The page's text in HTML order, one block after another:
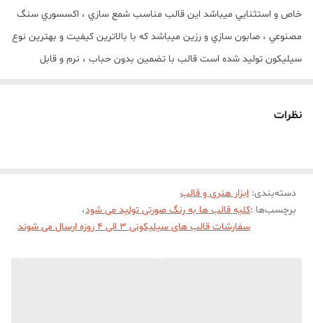
خاص و استثنايي ميباشد اين قالب مناسب شمع سازي ، اکسسوري سنگ
مصنوعي ، صابون سازي و رزين ميباشد که با بالاترين کيفيت و بهترين نوع
سيليکون توليد شده است قالب با تضمين بدون حباب ، نرم و قابل
نظرات
دسته‌بندی: ابزار هنری و قالب
برچسب‌ها :کلیه قالب ها به رنگ صورتی تولید می شود،
سفارشات قالب های سیلیکونی 3 الی 4 روزه ارسال می شوند